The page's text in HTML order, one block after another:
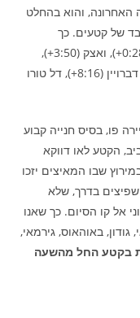
והוא בהחלט
של קטעים. כך
שבסיום היום הוא מוביל במירוץ לפני קווין (0:28+), ואצק (3:50+),
פוגאצ'אר ו-וינגגור (7:53+), אוונפול (8:06+), דברויין (8:16+), דל טורו
פו, בסיס חנייה קבוע
הקטע לאו דווקא
שבו המאיצים יזכו
בדרך, שלא
אל קו הסיום. כך שאנו
גודון, באוהאוס, גירמאי,
בקטע החל מהשעה